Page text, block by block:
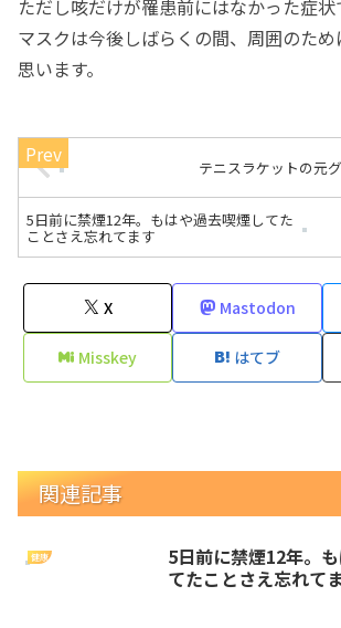
ただし咳だけが罹患前にはなかった症状
マスクは今後しばらくの間、周囲のた
思います。
テニスラケットの元
5日前に禁煙12年。もはや過去喫煙してた
ことさえ忘れてます
X Mastodon
Misskey はてブ
関連記事
健康
5日前に禁煙12年。
てたことさえ忘れて